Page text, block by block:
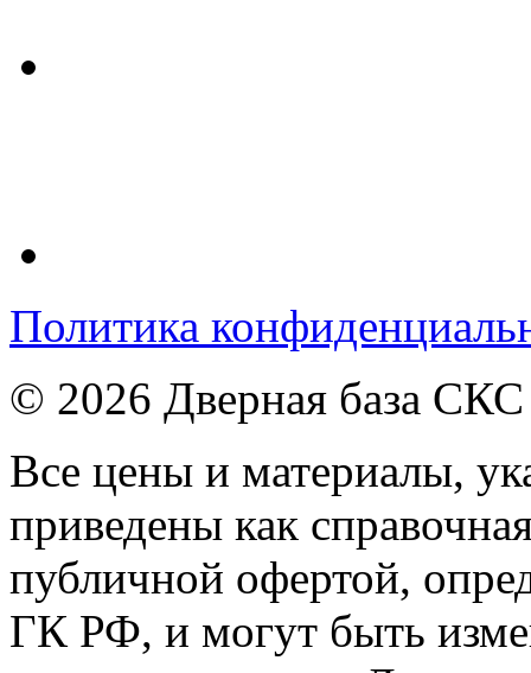
Политика
© 2026 Дверная база СКС
Все цены и материалы,
приведены как
публичной офертой,
ГК РФ, и могут быть